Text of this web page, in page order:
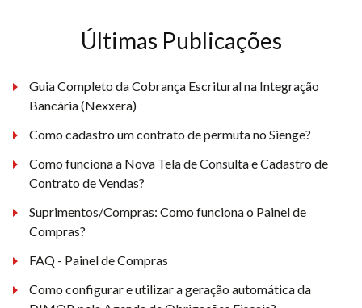
Últimas Publicações
Guia Completo da Cobrança Escritural na Integração
Bancária (Nexxera)
Como cadastro um contrato de permuta no Sienge?
Como funciona a Nova Tela de Consulta e Cadastro de
Contrato de Vendas?
Suprimentos/Compras: Como funciona o Painel de
Compras?
FAQ - Painel de Compras
Como configurar e utilizar a geração automática da